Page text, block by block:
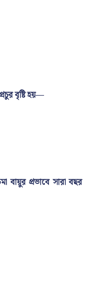
বৃষ্টি হয়—
বায়ুর প্রভাবে সারা বছর